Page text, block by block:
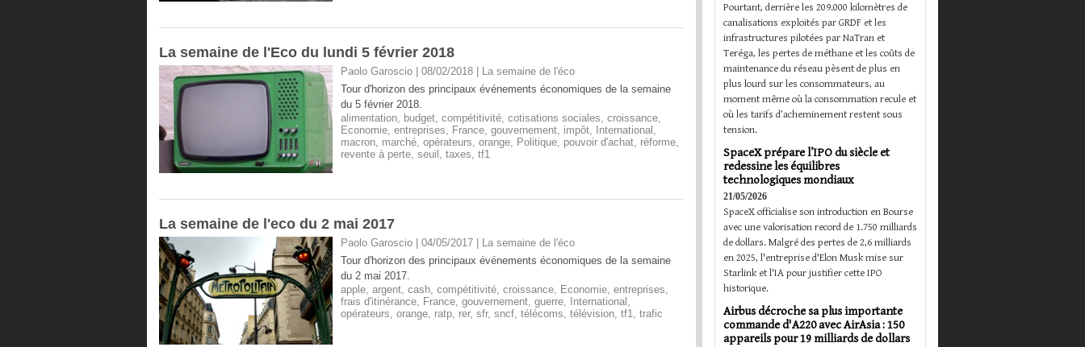
La semaine de l'Eco du lundi 5 février 2018
Paolo Garoscio | 08/02/2018
La semaine de l'éco
Tour d'horizon des principaux événements économiques de la semaine
du 5 février 2018.
alimentation, budget, compétitivité, cotisations sociales, croissance,
Economie, entreprises, France, gouvernement, impôt, International ,
macron, marché, opérateurs, orange, Politique, pouvoir d'achat, réforme,
revente à perte, seuil , taxes, tf1
La semaine de l'eco du 2 mai 2017
Paolo Garoscio | 04/05/2017
La semaine de l'éco
Tour d'horizon des principaux événements économiques de la semaine
du 2 mai 2017.
apple, argent, cash, compétitivité, croissance, Economie, entreprises,
frais d'itinérance, France, gouvernement, guerre, International ,
opérateurs, orange, ratp, rer, sfr, sncf, télécoms, télévision, tf1, trafic
Pourtant, derrière les 209.000 kilomètres de
canalisations exploités par GRDF et les
infrastructures pilotées par NaTran et
Teréga, les pertes de méthane et les coûts de
maintenance du réseau pèsent de plus en
plus lourd sur les consommateurs, au
moment même où la consommation recule et
où les tarifs d’acheminement restent sous
tension.
SpaceX prépare l’IPO du siècle et
redessine les équilibres
technologiques mondiaux
21/05/2026
SpaceX officialise son introduction en Bourse
avec une valorisation record de 1.750 milliards
de dollars. Malgré des pertes de 2,6 milliards
en 2025, l'entreprise d'Elon Musk mise sur
Starlink et l'IA pour justifier cette IPO
historique.
Airbus décroche sa plus importante
commande d'A220 avec AirAsia : 150
appareils pour 19 milliards de dollars